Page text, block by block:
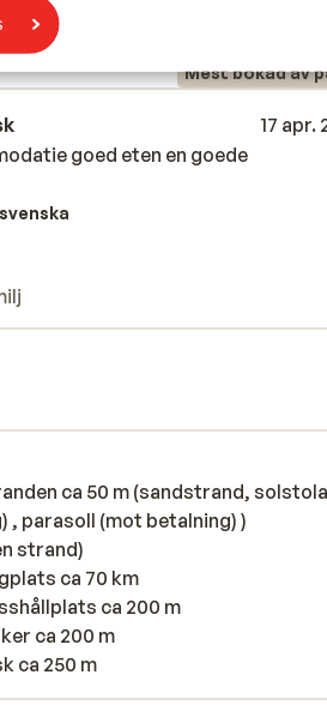
Mest bokad av
17 apr.
goed eten en goede
goed eten en goede
ca 50 m (sandstrand,
, parasoll (mot betalning) )
strand)
ca 70 km
ca 200 m
ca 200 m
ca 250 m